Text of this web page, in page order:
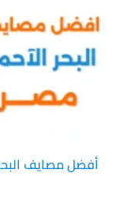
أفضل مصايف